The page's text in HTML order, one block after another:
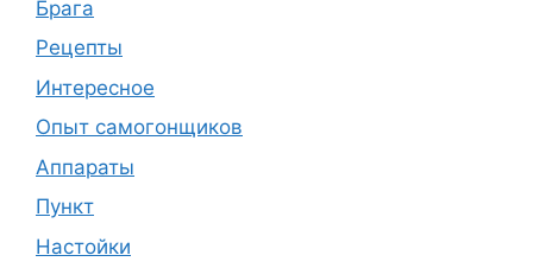
Брага
Рецепты
Интересное
Опыт самогонщиков
Аппараты
Пункт
Настойки